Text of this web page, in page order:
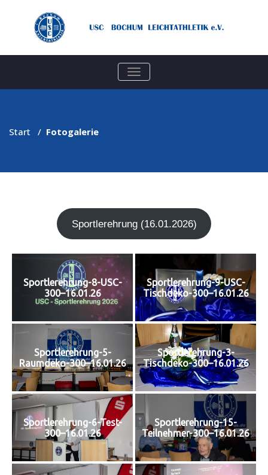
TOGGLE
NAVIGATION
Start / Fotogalerie
Sport­ler­eh­rung (16.01.2026)
Sportlerehrung-8-USC-
300–16.01.26
Sportlerehrung-9-USC-
Tischdeko-300–16.01.26
Sportlerehrung-5-
Raumdeko-300–16.01.26
Sportlerehrung-3-
Tischdeko-300–16.01.26
Sportlerehrung-6-Test-
300–16.01.26
Sportlerehrung-15-
Teilnehmer-300–16.01.26